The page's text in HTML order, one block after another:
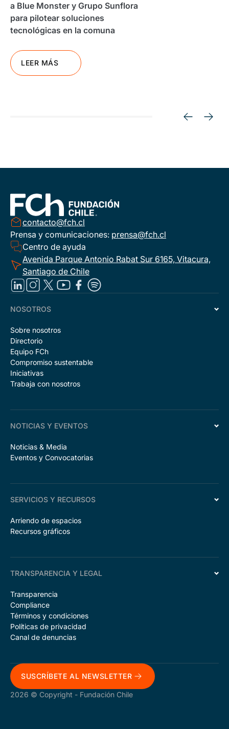
a Blue Monster y Grupo Sunflora
para pilotear soluciones
tecnológicas en la comuna
LEER MÁS
contacto@fch.cl
Prensa y comunicaciones: prensa@fch.cl
Centro de ayuda
Avenida Parque Antonio Rabat Sur 6165, Vitacura,
Santiago de Chile
NOSOTROS
Sobre nosotros
Directorio
Equipo FCh
Compromiso sustentable
Iniciativas
Trabaja con nosotros
NOTICIAS Y EVENTOS
Noticias & Media
Eventos y Convocatorias
SERVICIOS Y RECURSOS
Arriendo de espacios
Recursos gráficos
TRANSPARENCIA Y LEGAL
Transparencia
Compliance
Términos y condiciones
Políticas de privacidad
Canal de denuncias
SUSCRÍBETE AL NEWSLETTER
2026 © Copyright - Fundación Chile